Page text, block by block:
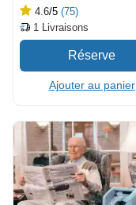
4.6/5 (75)
1 Livraisons
Ajouter au panier